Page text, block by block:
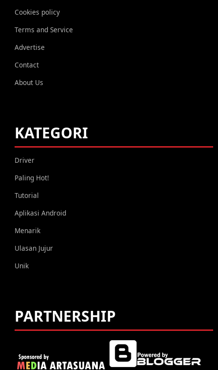
Cookies policy
Terms and Service
Advertise
Contact
About Us
KATEGORI
Driver
Paling Hot!
Tutorial
Aplikasi Android
Menarik
Ulasan Jujur
Unik
PARTNERSHIP